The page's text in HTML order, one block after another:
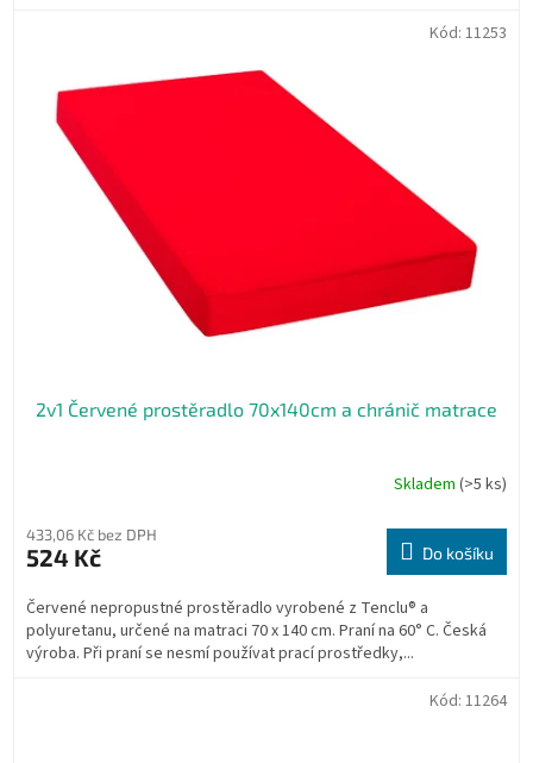
2v1 Červené prostěradlo 70x140cm a chránič matrace
Skladem (>5 ks)
433,06 Kč bez DPH
524 Kč Do košíku
Červené nepropustné prostěradlo vyrobené z Tenclu® a
polyuretanu, určené na matraci 70 x 140 cm. Praní na 60° C. Česká
výroba. Při praní se nesmí používat prací prostředky,...
Kód: 11253
Kód: 11264